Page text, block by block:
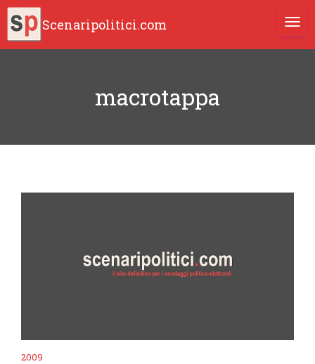
Scenaripolitici.com
macrotappa
2009